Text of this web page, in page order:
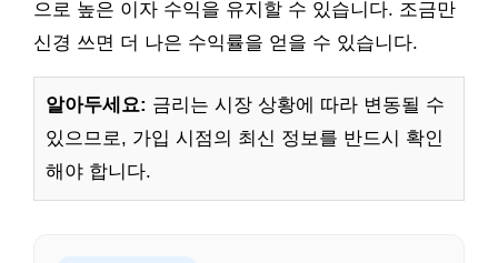
으로 높은 이자 수익을 유지할 수 있습니다. 조금만
신경 쓰면 더 나은 수익률을 얻을 수 있습니다.
알아두세요: 금리는 시장 상황에 따라 변동될 수
있으므로, 가입 시점의 최신 정보를 반드시 확인
해야 합니다.